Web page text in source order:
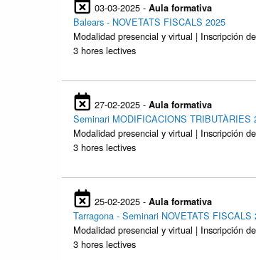
03-03-2025 - Aula formativa
Balears - NOVETATS FISCALS 2025
Modalidad presencial y virtual | Inscripción
3 hores lectives
27-02-2025 - Aula formativa
Seminari MODIFICACIONS
Modalidad presencial y virtual | Inscripción
3 hores lectives
25-02-2025 - Aula formativa
Tarragona - Seminari NOVETATS FISCALS
Modalidad presencial y virtual | Inscripción
3 hores lectives